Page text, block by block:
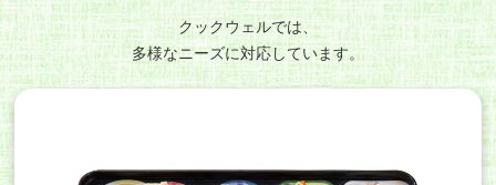
クックウェルでは、
多様なニーズに対応しています。